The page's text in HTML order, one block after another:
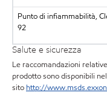
Punto di infiammabilità,
92
Salute e sicurezza
Le raccomandazioni
prodotto sono disponibili
sito http://